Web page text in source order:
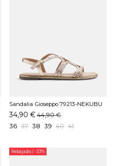
Sandalia Gioseppo 79213-NEKUBU
Platino
34,90 € 44,90 €
36 37 38 39 40 41
Rebajado/ -33%